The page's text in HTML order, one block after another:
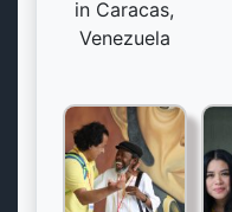
in Caracas,
Venezuela